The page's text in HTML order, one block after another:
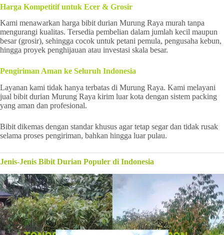
Harga Kompetitif untuk Ecer & Grosir
Kami menawarkan harga bibit durian Murung Raya murah tanpa
mengurangi kualitas. Tersedia pembelian dalam jumlah kecil maupun
besar (grosir), sehingga cocok untuk petani pemula, pengusaha kebun,
hingga proyek penghijauan atau investasi skala besar.
Pengiriman Aman ke Seluruh Indonesia
Layanan kami tidak hanya terbatas di Murung Raya. Kami melayani
jual bibit durian Murung Raya kirim luar kota dengan sistem packing
yang aman dan profesional.
Bibit dikemas dengan standar khusus agar tetap segar dan tidak rusak
selama proses pengiriman, bahkan hingga luar pulau.
Jenis-Jenis Bibit Durian Populer di Indonesia